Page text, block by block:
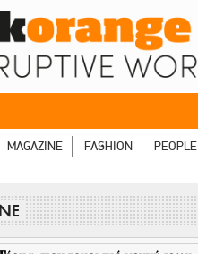
MAGAZINE FASHION PEOPLE